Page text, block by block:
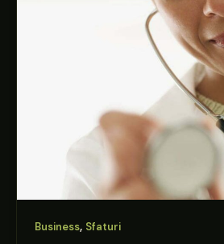
Business, Sfaturi